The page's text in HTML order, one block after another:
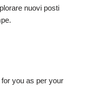
nuovi posti